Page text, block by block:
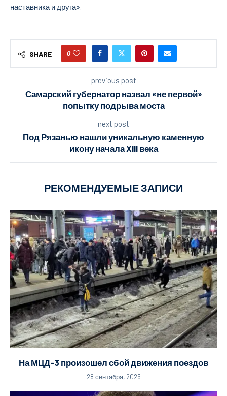
наставника и друга».
SHARE 0
previous post
Самарский губернатор назвал «не первой»
попытку подрыва моста
next post
Под Рязанью нашли уникальную каменную
икону начала XIII века
РЕКОМЕНДУЕМЫЕ ЗАПИСИ
На МЦД-3 произошел сбой движения поездов
28 сентября, 2025